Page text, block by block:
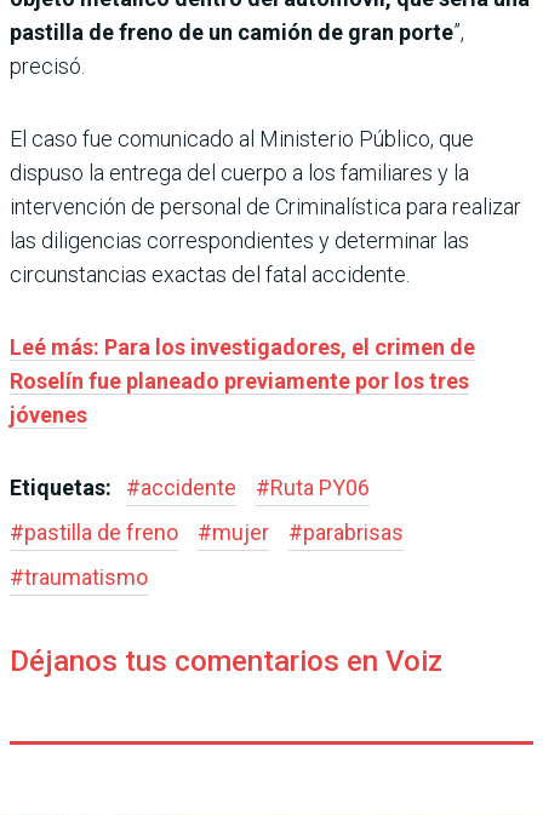
pastilla de freno de un camión de gran porte”,
precisó.
El caso fue comunicado al Ministerio Público, que
dispuso la entrega del cuerpo a los familiares y la
intervención de personal de Criminalística para realizar
las diligencias correspondientes y determinar las
circunstancias exactas del fatal accidente.
Leé más: Para los investigadores, el crimen de
Roselín fue planeado previamente por los tres
jóvenes
Etiquetas: #accidente #Ruta PY06
#pastilla de freno #mujer #parabrisas
#traumatismo
Déjanos tus comentarios en Voiz